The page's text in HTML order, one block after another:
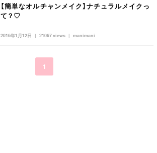
2016年1月12日 manimani
21067 views
【簡単なオルチャンメイク】ナチュラルメイクっ
て？♡
1